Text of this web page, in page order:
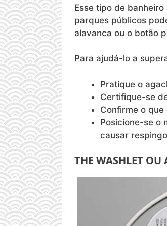
Esse tipo de
parques públicos
alavanca ou o botão
Para ajudá-lo a
Pratique o
Certifique-se
Confirme o
Posicione-se o
causar
THE WASHLET OU